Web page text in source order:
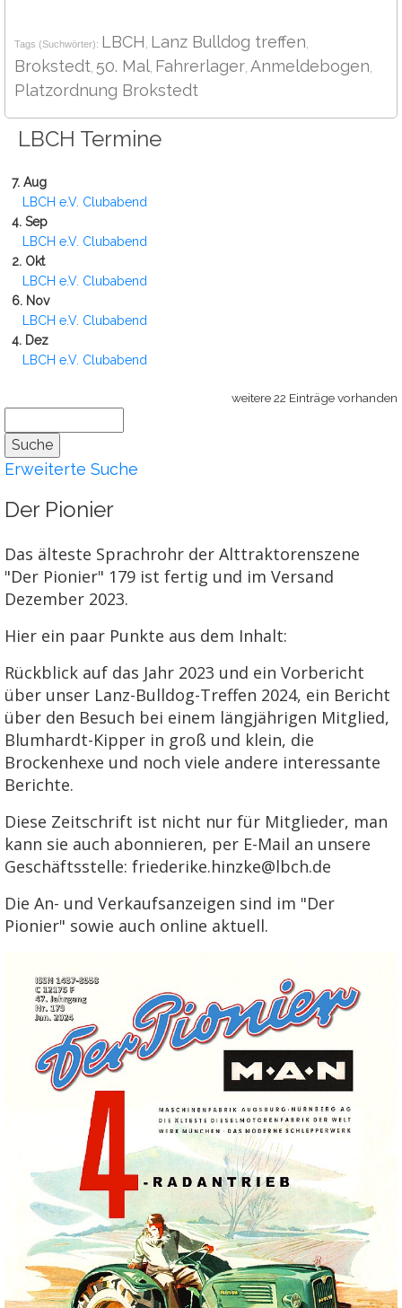
Tags (Suchwörter): LBCH Lanz Bulldog treffen
Brokstedt 50. Mal Fahrerlager Anmeldebogen
Platzordnung Brokstedt
LBCH Termine
7. Aug
LBCH e.V. Clubabend
4. Sep
LBCH e.V. Clubabend
2. Okt
LBCH e.V. Clubabend
6. Nov
LBCH e.V. Clubabend
4. Dez
LBCH e.V. Clubabend
weitere 22 Einträge vorhanden
Erweiterte Suche
Der Pionier
Das älteste Sprachrohr der Alttraktorenszene
"Der Pionier" 179 ist fertig und im Versand
Dezember 2023.
Hier ein paar Punkte aus dem Inhalt:
Rückblick auf das Jahr 2023 und ein Vorbericht
über unser Lanz-Bulldog-Treffen 2024, ein Bericht
über den Besuch bei einem längjährigen Mitglied,
Blumhardt-Kipper in groß und klein, die
Brockenhexe und noch viele andere interessante
Berichte.
Diese Zeitschrift ist nicht nur für Mitglieder, man
kann sie auch abonnieren, per E-Mail an unsere
Geschäftsstelle: friederike.hinzke@lbch.de
Die An- und Verkaufsanzeigen sind im "Der
Pionier" sowie auch online aktuell.